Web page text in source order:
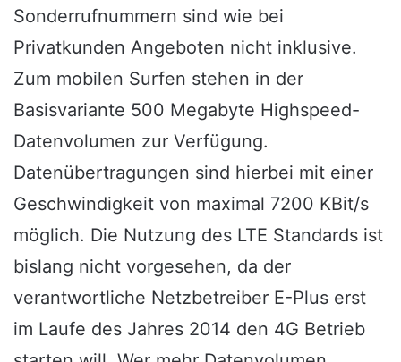
Sonderrufnummern sind wie bei
Privatkunden Angeboten nicht inklusive.
Zum mobilen Surfen stehen in der
Basisvariante 500 Megabyte Highspeed-
Datenvolumen zur Verfügung.
Datenübertragungen sind hierbei mit einer
Geschwindigkeit von maximal 7200 KBit/s
möglich. Die Nutzung des LTE Standards ist
bislang nicht vorgesehen, da der
verantwortliche Netzbetreiber E-Plus erst
im Laufe des Jahres 2014 den 4G Betrieb